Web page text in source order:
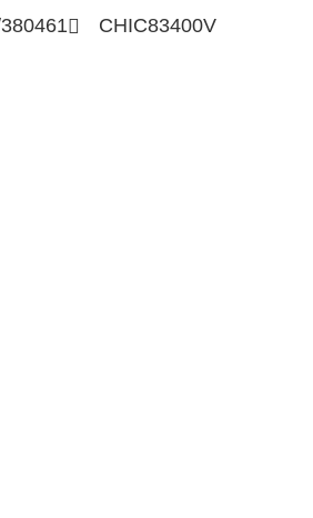
CHIC83400V